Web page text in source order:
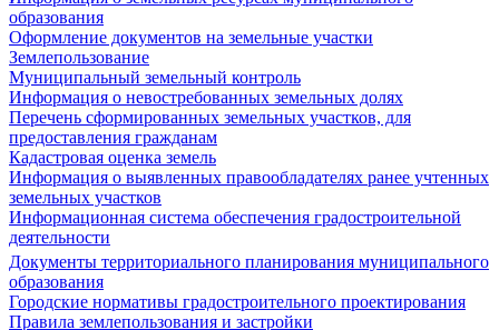
образования
Оформление документов на земельные участки
Землепользование
Муниципальный земельный контроль
Информация о невостребованных земельных долях
Перечень сформированных земельных участков, для
предоставления гражданам
Кадастровая оценка земель
Информация о выявленных правообладателях ранее учтенных
земельных участков
Информационная система обеспечения градостроительной
деятельности
Документы территориального планирования муниципального
образования
Городские нормативы градостроительного проектирования
Правила землепользования и застройки